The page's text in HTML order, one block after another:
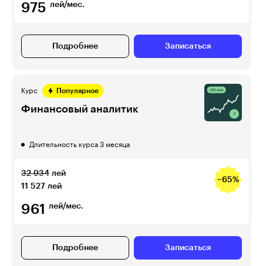
975 лей/мес.
Подробнее Записаться
Курс Популярное
Финансовый аналитик
Длительность курса 3 месяца
32 934 лей
11 527 лей
−65%
961 лей/мес.
Подробнее Записаться